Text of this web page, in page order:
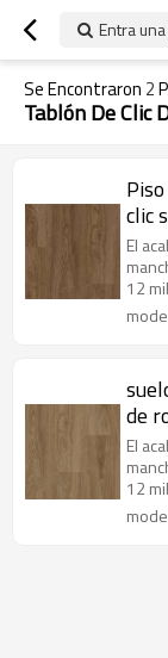
Entra
Se Encontraron 2
Tablón De Clic
clic
El
12
de
spc
El
12